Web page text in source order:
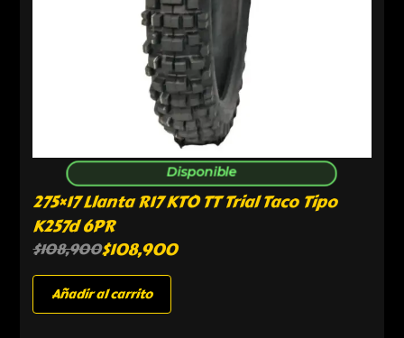
Disponible
275×17 Llanta R17 KTO TT Trial Taco Tipo
K257d 6PR
$108,900$108,900
Añadir al carrito